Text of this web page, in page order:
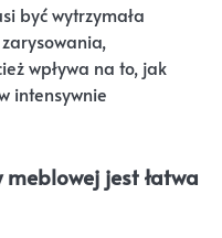
być wytrzymała
wpływa na to, jak
intensywnie
jest łatwa